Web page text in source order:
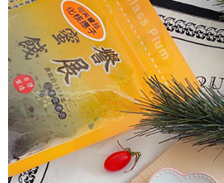
每筆NT$60，滿NT$799(含以上)免運費
7-11取貨付款
每筆NT$60，滿NT$799(含以上)免運費
付款後7-11取貨
每筆NT$60，滿NT$799(含以上)免運費
宅配到家
每筆NT$150，滿NT$1,399(含以上)免運費